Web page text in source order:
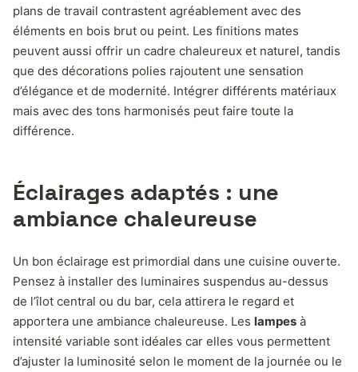
plans de travail contrastent agréablement avec des
éléments en bois brut ou peint. Les finitions mates
peuvent aussi offrir un cadre chaleureux et naturel, tandis
que des décorations polies rajoutent une sensation
d’élégance et de modernité. Intégrer différents matériaux
mais avec des tons harmonisés peut faire toute la
différence.
Éclairages adaptés : une
ambiance chaleureuse
Un bon éclairage est primordial dans une cuisine ouverte.
Pensez à installer des luminaires suspendus au-dessus
de l’îlot central ou du bar, cela attirera le regard et
apportera une ambiance chaleureuse. Les lampes à
intensité variable sont idéales car elles vous permettent
d’ajuster la luminosité selon le moment de la journée ou le